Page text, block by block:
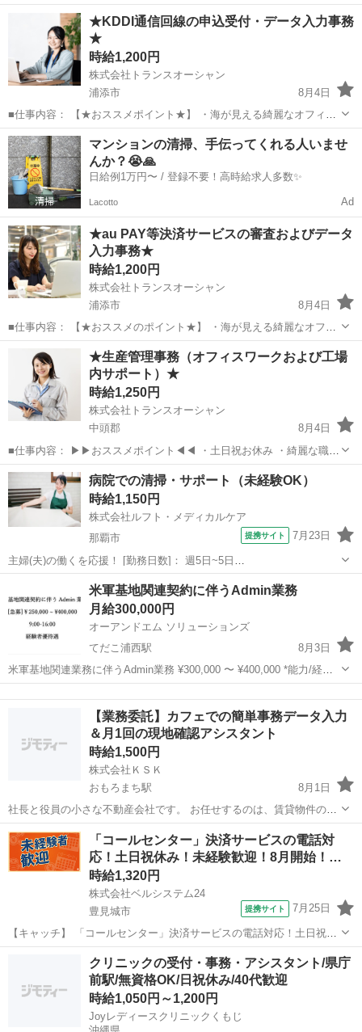
でモチベーションUP！ ・雨の日も安心無料立体駐車場 ・働き方が選
べる ・抜群の安定感 ・チーム体制で安心 ＿＿＿＿＿＿＿＿＿＿＿＿
＿ 全国の...
浦添市 一般事務 立体駐車場
★KDDI通信回線の申込受付・データ入力事務
★
時給1,200円
株式会社トランスオーシャン
浦添市
8月4日
■仕事内容： 【★おススメポイント★】 ・海が見える綺麗なオフィス
でモチベーションUP！ ・雨の日も安心無料立体駐車場 ・働き方が選
べる ・抜群の安定感 ・チーム体制で安心 ＿＿＿＿＿＿＿＿＿＿＿＿
＿＿＿ K...
沖縄 浦添市 スタッフ
マンションの清掃、手伝ってくれる人いませ
んか？😭🙏
日給例1万円〜 / 登録不要！高時給求人多数✨
Lacotto Ad
★au PAY等決済サービスの審査およびデータ
入力事務★
時給1,200円
株式会社トランスオーシャン
浦添市
8月4日
■仕事内容： 【★おススメのポイント★】 ・海が見える綺麗なオフィ
スでモチベーションUP！ ・雨の日も安心無料立体駐車場 ・働き方が
選べる ・抜群の安定感 ・チーム体制で安心 ＊＊＊＊＊＊＊＊＊＊＊
＊＊＊ 企...
その他 立体駐車場
★生産管理事務（オフィスワークおよび工場
内サポート）★
時給1,250円
株式会社トランスオーシャン
中頭郡
8月4日
■仕事内容： ▶▶おススメポイント◀◀ ・土日祝お休み ・綺麗な職場
・制服貸与 ・頑張り次第で正社員登用のチャンスあり ＿＿＿＿＿＿＿
＿＿＿＿＿＿＿ 工場全体がスムーズに動くようサポートする「事務
（生産管理）...
沖縄 中頭郡 その他 スタッフ
病院での清掃・サポート（未経験OK）
時給1,150円
株式会社ルフト・メディカルケア
那覇市
提携サイト 7月23日
主婦(夫)の働くを応援！ [勤務日数]： 週5日~5日
08:00~16:45/08:30~17:15 月/火/水/木/金 [勤務地・最寄駅]： 沖縄県那
覇市古島周辺の病院 株式会社ルフト・メディカルケア 市立病院前
(沖...
那覇市 受付
米軍基地関連契約に伴うAdmin業務
月給300,000円
オーアンドエム ソリューションズ
てだこ浦西駅
8月3日
米軍基地関連業務に伴うAdmin業務 ¥300,000 〜 ¥400,000 *能力/経験
に応じ優遇 - 期間:1ヶ月間 (継続有り) - 平日9:00am-4:00pm - 1日5-6時
間、土日休み - 昼休憩1時間...
【業務委託】カフェでの簡単事務データ入力
＆月1回の現地確認アシスタント
時給1,500円
株式会社ＫＳＫ
おもろまち駅
8月1日
社長と役員の小さな不動産会社です。 お任せするのは、賃貸物件のカ
ンタンな管理サポート事務です。（社有PC使用） •基本の業務（週2日
程度～／1回2h〜） おもろまち駅近くのカフェなどの明るいオープン
スペースで、打ち...
沖縄 那覇市 おもろまち駅 その他 業務委託
「コールセンター」決済サービスの電話対
応！土日祝休み！未経験歓迎！8月開始！
車…
時給1,320円
株式会社ベルシステム24
豊見城市
提携サイト 7月25日
【キャッチ】 「コールセンター」決済サービスの電話対応！土日祝休
み！未経験歓迎！8月開始！車通勤OK 【コメント】 ベルシステム24に
は経験や資格一切不問のお仕事も多数(^^♪ ＃扶養内・Wワーク ＃週2
のスキマワーク ...
豊見城市 電話対応
クリニックの受付・事務・アシスタント/県庁
前駅/無資格OK/日祝休み/40代歓迎
時給1,050円～1,200円
Joyレディースクリニックくもじ